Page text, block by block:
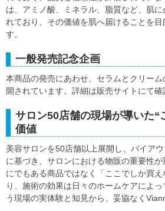
は、アミノ酸、ミネラル、脂質など、肌
れており、その価値を肌へ届けることを
す。
一般発売記念企画
本商品の発売にあわせ、セラムとクリー
開されています。詳細は販売サイトにて確
サロン50店舗の現場が導いた“
価値
美容サロンを50店舗以上展開し、バイア
に基づき、サロンにおける物販の重要性
にでもある商品ではなく「ここでしか買
り、施術の効果は日々のホームケアによ
う現場の実体験と知見から、妥協なく